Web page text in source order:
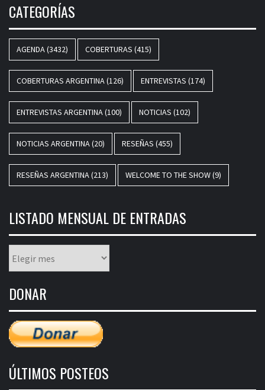
CATEGORÍAS
AGENDA(3432) COBERTURAS (415)
COBERTURAS ARGENTINA(126) ENTREVISTAS (174)
ENTREVISTAS ARGENTINA(100) NOTICIAS (102)
NOTICIAS ARGENTINA(20) RESEÑAS (455)
RESEÑAS ARGENTINA(213) WELCOME TO THE SHOW(9)
LISTADO MENSUAL DE ENTRADAS
mensual
entradas
DONAR
ÚLTIMOS POSTEOS